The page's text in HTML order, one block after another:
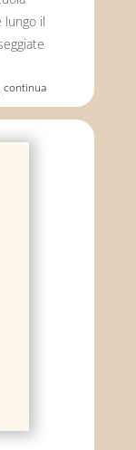
lungo il
continua